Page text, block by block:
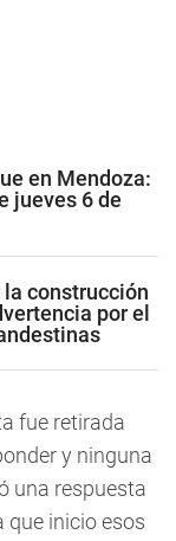
en Mendoza:
jueves 6 de
la construcción
por el
fue retirada
y ninguna
una respuesta
que inicio esos